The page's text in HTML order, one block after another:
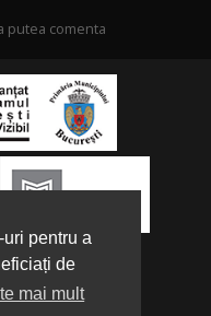
pentru a
de
mai mult
putea comenta